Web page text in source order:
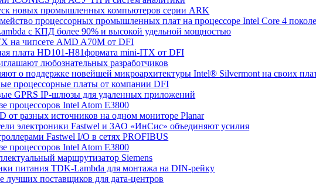
новых промышленных компьютеров серии ARK
процессорных промышленных плат на процессоре Intel Core 4
с КПД более 90% и высокой удельной мощностью
на чипсете AMD A70M от DFI
плата HD101-H81формата mini-ITX от DFI
любознательных разработчиков
о поддержке новейшей микроархитектуры Intel® Silvermont на своих
процессорные платы от компании DFI
GPRS IP-шлюзы для удаленных приложений
процессоров Intel Atom E3800
от разных источников на одном мониторе Planar
электроники Fastwel и ЗАО «ИнСис» объединяют усилия
Fastwel I/O в сетях PROFIBUS
процессоров Intel Atom E3800
маршрутизатор Siemens
питания TDK-Lambda для монтажа на DIN-рейку
лучших поставщиков для дата-центров